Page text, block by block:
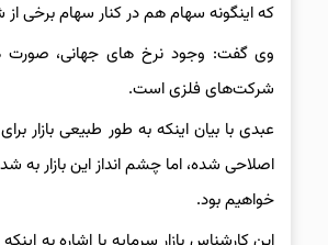
که اینگونه سهام هم در کنار سهام برخی
وی گفت: وجود نرخ های جهانی، صورت
شرکت‌های فلزی است.
عبدی با بیان اینکه به طور طبیعی بازار
اصلاحی شده، اما چشم انداز این بازار
خواهیم بود.